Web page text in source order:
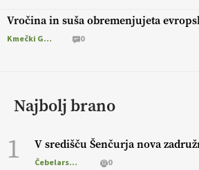
Vročina in suša obremenjujeta
Kmečki Glas 0
Najbolj brano
1 V središču Šenčurja nova
Čebelarstvo 0